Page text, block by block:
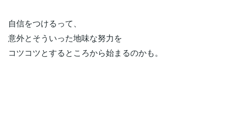
自信をつけるって、
意外とそういった地味な努力を
コツコツとするところから始まるのかも。